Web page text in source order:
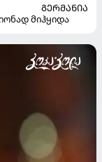
ᲒᲔᲠᲛᲐᲜᲘᲐ
მიჰყიდა